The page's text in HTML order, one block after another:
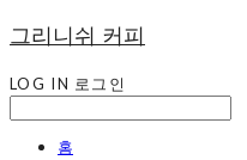
그리니쉬 커피
LOG IN 로그인
홈